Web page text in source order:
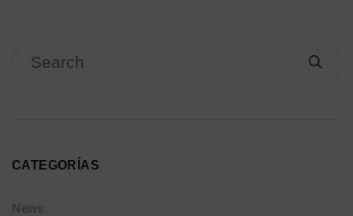
CATEGORÍAS
News